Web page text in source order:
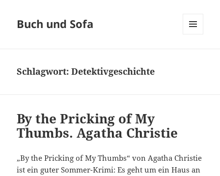
Buch und Sofa
Schlagwort:Detektivgeschichte
By the Pricking of My
Thumbs. Agatha Christie
„By the Pricking of My Thumbs“ von Agatha Christie
ist ein guter Sommer-Krimi: Es geht um ein Haus an